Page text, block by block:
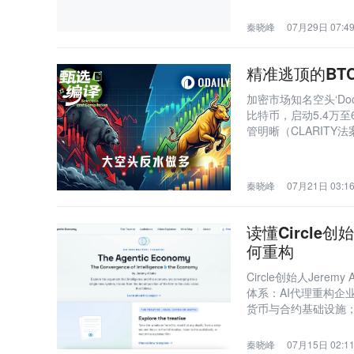
秦晓峰 07月29日 07:49
精准逃顶的
加密市场知名空头
比特币，启动5.4万
管明晰（CLARITY法
秦晓峰 07月21日 03:16
读懂Circle创
何重构
Circle创始人Jeremy
体系：AI代理重构企
货币与合约基础设施
秦晓峰 07月15日 02:11